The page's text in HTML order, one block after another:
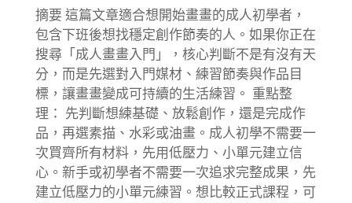
摘要 這篇文章適合想開始畫畫的成人初學者，
包含下班後想找穩定創作節奏的人。如果你正在
搜尋「成人畫畫入門」，核心判斷不是有沒有天
分，而是先選對入門媒材、練習節奏與作品目
標，讓畫畫變成可持續的生活練習。 重點整
理： 先判斷想練基礎、放鬆創作，還是完成作
品，再選素描、水彩或油畫。成人初學不需要一
次買齊所有材料，先用低壓力、小單元建立信
心。新手或初學者不需要一次追求完整成果，先
建立低壓力的小單元練習。想比較正式課程，可